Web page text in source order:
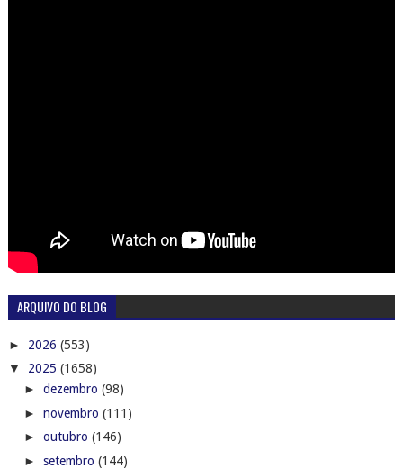
ARQUIVO DO BLOG
► 2026 (553)
▼ 2025 (1658)
► dezembro (98)
► novembro (111)
► outubro (146)
► setembro (144)